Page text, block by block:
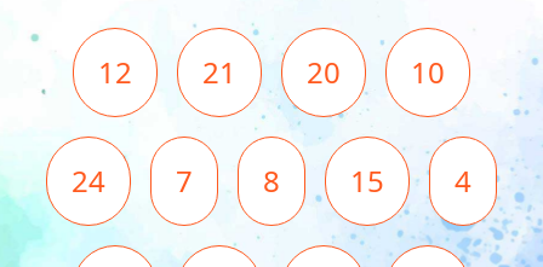
12 21 20 10
24 7 8 15 4